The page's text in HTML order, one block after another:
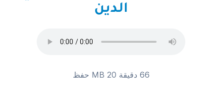
الدين
66 دقيقة 20 MB حفظ